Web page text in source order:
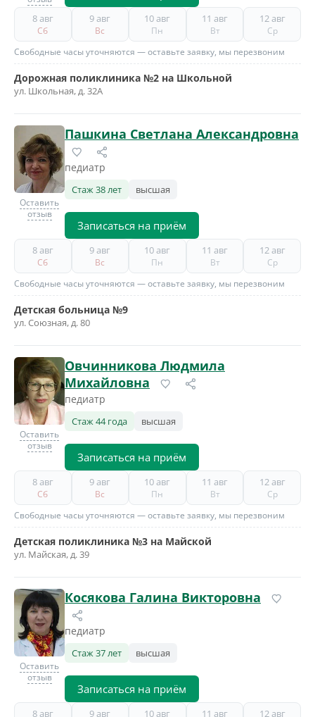
8 авг
Сб
9 авг
Вс
10 авг
Пн
11 авг
Вт
12 авг
Ср
Свободные часы уточняются — оставьте заявку, мы перезвоним
Дорожная поликлиника №2 на Школьной
ул. Школьная, д. 32А
Оставить
отзыв
Пашкина Светлана Александровна
педиатр
Стаж 38 лет высшая
Записаться на приём
8 авг
Сб
9 авг
Вс
10 авг
Пн
11 авг
Вт
12 авг
Ср
Свободные часы уточняются — оставьте заявку, мы перезвоним
Детская больница №9
ул. Союзная, д. 80
Оставить
отзыв
Овчинникова Людмила
Михайловна
педиатр
Стаж 44 года высшая
Записаться на приём
8 авг
Сб
9 авг
Вс
10 авг
Пн
11 авг
Вт
12 авг
Ср
Свободные часы уточняются — оставьте заявку, мы перезвоним
Детская поликлиника №3 на Майской
ул. Майская, д. 39
Оставить
отзыв
Косякова Галина Викторовна
педиатр
Стаж 37 лет высшая
Записаться на приём
8 авг 9 авг 10 авг 11 авг 12 авг